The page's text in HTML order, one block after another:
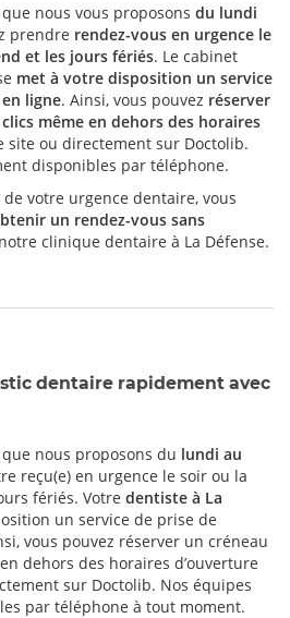
nous vous proposons du lundi
prendre rendez-vous en urgence le
et les jours fériés. Le cabinet
met à votre disposition un service
ligne. Ainsi, vous pouvez réserver
même en dehors des horaires
site ou directement sur Doctolib.
disponibles par téléphone.
votre urgence dentaire, vous
un rendez-vous sans
clinique dentaire à La Défense.
dentaire rapidement avec
nous proposons du lundi au
reçu(e) en urgence le soir ou la
fériés. Votre dentiste à La
un service de prise de
vous pouvez réserver un créneau
dehors des horaires d’ouverture
sur Doctolib. Nos équipes
par téléphone à tout moment.